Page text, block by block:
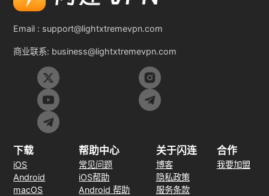
Email : support@lightxtremevpn.com
商业联系: business@lightxtremevpn.com
下载
iOS
Android
macOS
帮助中心
常见问题
iOS帮助
Android 帮助
关于闪连
博客
隐私政策
服务条款
合作
我要加盟